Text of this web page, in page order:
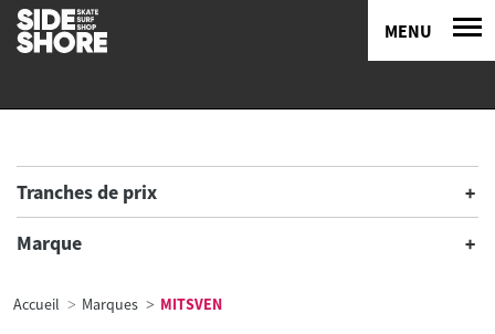
MENU
Tranches de prix
Marque
Accueil Marques MITSVEN